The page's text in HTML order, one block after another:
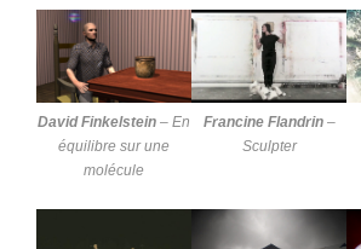
David Finkelstein –En
équilibre sur une
molécule
Francine Flandrin–
Sculpter